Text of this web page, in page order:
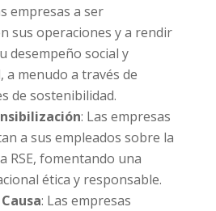
empresas a ser
sus operaciones y a rendir
desempeño social y
a menudo a través de
de sostenibilidad.
: Las empresas
a sus empleados sobre la
RSE, fomentando una
ética y responsable.
: Las empresas